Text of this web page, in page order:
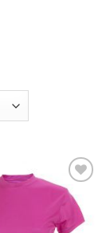
Añadir
a la
lista de
deseos